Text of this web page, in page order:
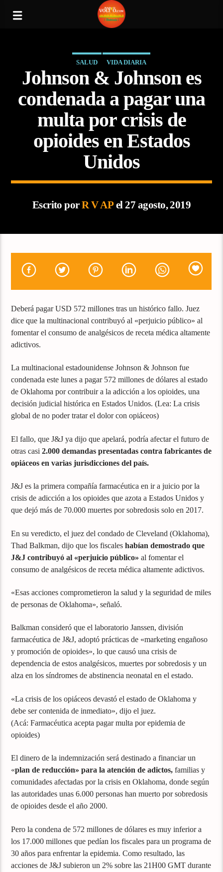
SALUD VIDA DIARIA
Johnson & Johnson es
condenada a pagar una
multa por crisis de
opioides en Estados
Unidos
Escrito porR V APel 27 agosto, 2019
Deberá pagar USD 572 millones tras un histórico fallo. Juez
dice que la multinacional contribuyó al «perjuicio público» al
fomentar el consumo de analgésicos de receta médica altamente
adictivos.
La multinacional estadounidense Johnson & Johnson fue
condenada este lunes a pagar 572 millones de dólares al estado
de Oklahoma por contribuir a la adicción a los opioides, una
decisión judicial histórica en Estados Unidos. (Lea: La crisis
global de no poder tratar el dolor con opiáceos)
El fallo, que J&J ya dijo que apelará, podría afectar el futuro de
otras casi2.000 demandas presentadas contra fabricantes de
opiáceos en varias jurisdicciones del país.
J&J es la primera compañía farmacéutica en ir a juicio por la
crisis de adicción a los opioides que azota a Estados Unidos y
que dejó más de 70.000 muertes por sobredosis solo en 2017.
En su veredicto, el juez del condado de Cleveland (Oklahoma),
Thad Balkman, dijo que los fiscales habían demostrado que
J&J contribuyó al «perjuicio público» al fomentar el
consumo de analgésicos de receta médica altamente adictivos.
«Esas acciones comprometieron la salud y la seguridad de miles
de personas de Oklahoma», señaló.
Balkman consideró que el laboratorio Janssen, división
farmacéutica de J&J, adoptó prácticas de «marketing engañoso
y promoción de opioides», lo que causó una crisis de
dependencia de estos analgésicos, muertes por sobredosis y un
alza en los síndromes de abstinencia neonatal en el estado.
«La crisis de los opiáceos devastó el estado de Oklahoma y
debe ser contenida de inmediato», dijo el juez.
(Acá: Farmacéutica acepta pagar multa por epidemia de
opioides)
El dinero de la indemnización será destinado a financiar un
«plan de reducción» para la atención de adictos, familias y
comunidades afectadas por la crisis en Oklahoma, donde según
las autoridades unas 6.000 personas han muerto por sobredosis
de opioides desde el año 2000.
Pero la condena de 572 millones de dólares es muy inferior a
los 17.000 millones que pedían los fiscales para un programa de
30 años para enfrentar la epidemia. Como resultado, las
acciones de J&J subieron un 2% sobre las 21H00 GMT durante